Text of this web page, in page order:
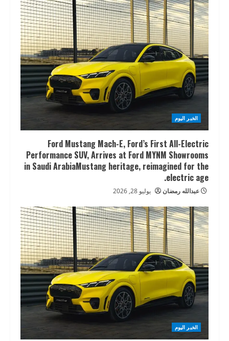
الخبر اليوم
Ford Mustang Mach-E, Ford’s First All-Electric
Performance SUV, Arrives at Ford MYNM Showrooms
in Saudi ArabiaMustang heritage, reimagined for the
electric age.
عبدالله رمضان يوليو 28, 2026
الخبر اليوم